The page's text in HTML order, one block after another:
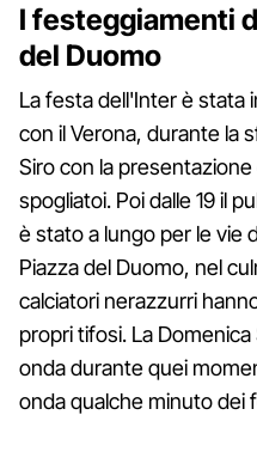
I festeggiamenti
del Duomo
La festa dell'Inter è stata
con il Verona, durante la
Siro con la
spogliatoi. Poi dalle 19 il
è stato a lungo per le vie
Piazza del Duomo, nel
calciatori nerazzurri
propri tifosi. La
onda durante quei
onda qualche minuto dei